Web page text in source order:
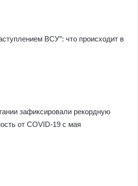
ВСУ”: что происходит в